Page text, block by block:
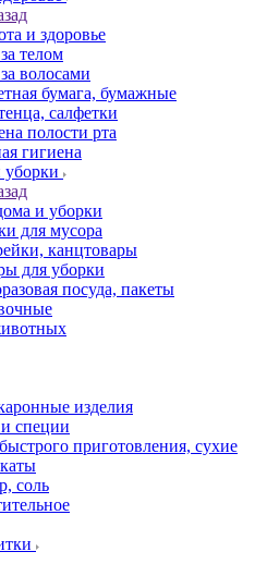
и здоровье
телом
волосами
бумага, бумажные
салфетки
полости рта
гигиена
уборки
и уборки
для мусора
канцтовары
для уборки
посуда, пакеты
изделия
специи
приготовления, сухие
соль